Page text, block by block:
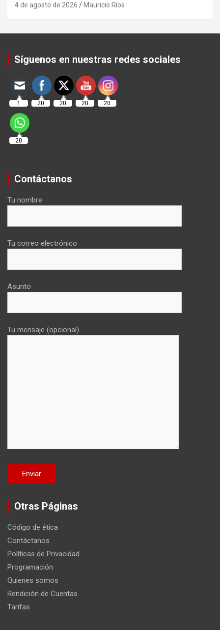
4 de agosto de 2026 Mauricio Ríos
Síguenos en nuestras redes sociales
1 20 20 20 20
20
Contáctanos
Tu nombre
Tu correo electrónico
Asunto
Tu mensaje (opcional)
Otras Páginas
Código de ética
Contáctanos
Políticas de Privacidad
Programación
Quienes somos
Rendición de Cuentas
Tarifas